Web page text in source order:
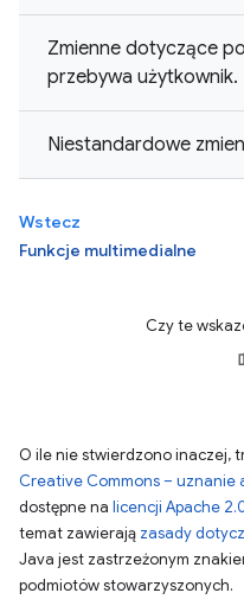
Zmienne dotyczące
przebywa użytkownik.
Niestandardowe
Wstecz
Funkcje multimedialne
Czy te
O ile nie stwierdzono inaczej,
Creative Commons – uznanie
dostępne na licencji Apache
temat zawierają zasady
Java jest zastrzeżonym
podmiotów stowarzyszonych.